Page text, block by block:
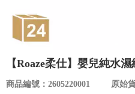
名人嚴選
【Roaze柔仕】嬰兒純水
商品編號：2605220001 原始